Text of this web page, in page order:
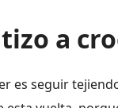
a
es seguir